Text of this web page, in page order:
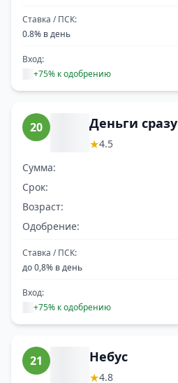
Ставка / ПСК:
0.8% в день
Вход:
+75% к одобрению
20 Деньги сразу
★4.5
Сумма:
Срок:
Возраст:
Одобрение:
Ставка / ПСК:
до 0,8% в день
Вход:
+75% к одобрению
21 Небус
★4.8